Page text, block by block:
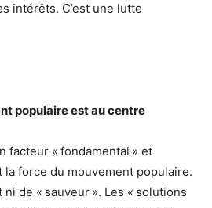
intérêts. C’est une lutte
populaire est au centre
facteur « fondamental » et
la force du mouvement populaire.
ni de « sauveur ». Les « solutions